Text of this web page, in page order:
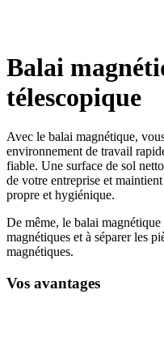
Balai
télescopique
Avec le balai magnétique,
environnement de travail
fiable. Une surface de sol
de votre entreprise et
propre et hygiénique.
De même, le balai
magnétiques et à séparer les
magnétiques.
Vos avantages